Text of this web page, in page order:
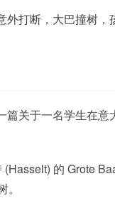
打断，大巴撞树
关于一名学生在
(Hasselt) 的 Grote